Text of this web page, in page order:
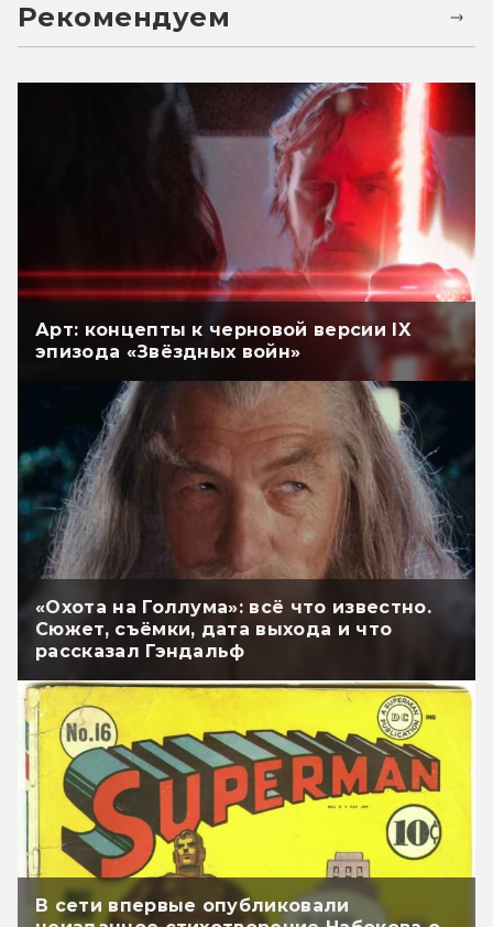
Рекомендуем
Арт: концепты к черновой версии IX
эпизода «Звёздных войн»
«Охота на Голлума»: всё что известно.
Сюжет, съёмки, дата выхода и что
рассказал Гэндальф
В сети впервые опубликовали